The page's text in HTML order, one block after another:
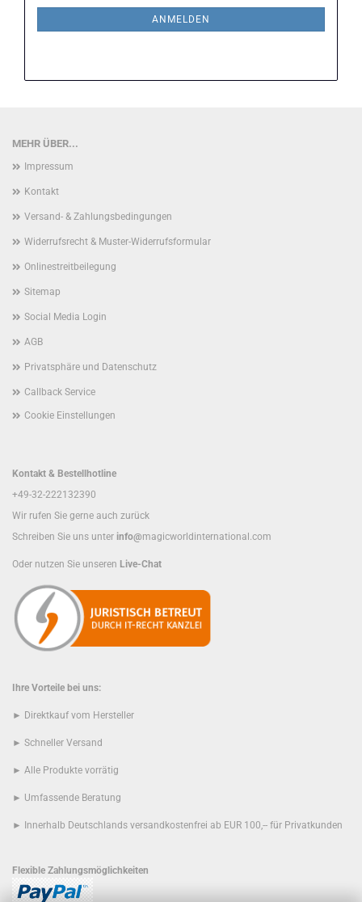
ANMELDEN
MEHR ÜBER...
Impressum
Kontakt
Versand- & Zahlungsbedingungen
Widerrufsrecht & Muster-Widerrufsformular
Onlinestreitbeilegung
Sitemap
Social Media Login
AGB
Privatsphäre und Datenschutz
Callback Service
Cookie Einstellungen
Kontakt & Bestellhotline
+49-32-222132390
Wir rufen Sie gerne auch zurück
Schreiben Sie uns unter info@magicworldinternational.com
Oder nutzen Sie unseren Live-Chat
Ihre Vorteile bei uns:
► Direktkauf vom Hersteller
► Schneller Versand
► Alle Produkte vorrätig
► Umfassende Beratung
► Innerhalb Deutschlands versandkostenfrei ab EUR 100,-- für Privatkunden
Flexible Zahlungsmöglichkeiten